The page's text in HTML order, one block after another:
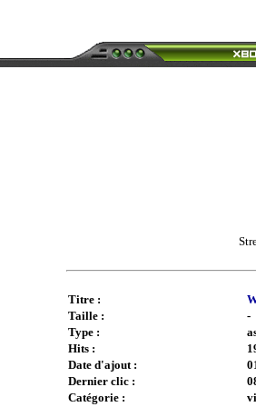
Titre :
Taille :
-
Type :
Hits :
Date d'ajout :
Dernier clic :
Catégorie :